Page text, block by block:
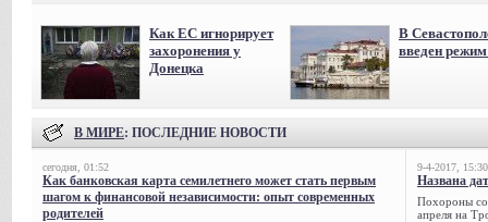
Как ЕС игнорирует
захоронения у
Донецка
В
введен
В МИРЕ: ПОСЛЕДНИЕ НОВОСТИ
сегодня, 01:52
Как банковская карта семилетнего может стать первым
шагом к финансовой независимости: опыт современных
родителей
9-4-2017, 15:30
Названа
Похороны
апреля на